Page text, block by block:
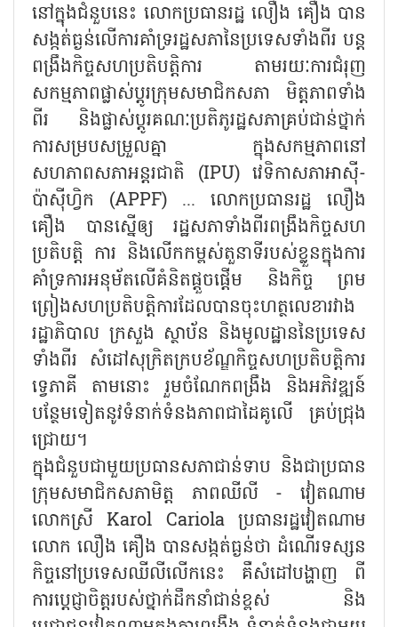
នៅក្នុងជំនួបនេះ លោកប្រធានរដ្ឋ លឿង គឿង បាន
សង្កត់ធ្ងន់លើការគាំទ្ររដ្ឋសភានៃប្រទេសទាំងពីរ បន្ត
ពង្រឹងកិច្ចសហប្រតិបត្តិការ តាមរយៈការជំរុញ
សកម្មភាពផ្លាស់ប្តូរក្រុមសមាជិកសភា មិត្តភាពទាំង
ពីរ និងផ្លាស់ប្តូរគណៈប្រតិភូរដ្ឋសភាគ្រប់ជាន់ថ្នាក់
ការសម្របសម្រួលគ្នា ក្នុងសកម្មភាពនៅ
សហភាពសភាអន្តរជាតិ (IPU) វេទិកាសភាអាស៊ី-
ប៉ាស៊ីហ្វិក (APPF) ... លោកប្រធានរដ្ឋ លឿង
គឿង បានស្នើឲ្យ រដ្ឋសភាទាំងពីរពង្រឹងកិច្ចសហ
ប្រតិបត្តិ ការ និងលើកកម្ពស់តួនាទីរបស់ខ្លួនក្នុងការ
គាំទ្រការអនុម័តលើគំនិតផ្តួចផ្តើម និងកិច្ច ព្រម
ព្រៀងសហប្រតិបត្តិការដែលបានចុះហត្ថលេខារវាង
រដ្ឋាភិបាល ក្រសួង ស្ថាប័ន និងមូលដ្ឋាននៃប្រទេស
ទាំងពីរ សំដៅសុក្រិតក្របខ័ណ្ឌកិច្ចសហប្រតិបត្តិការ
ទ្វេភាគី តាមនោះ រួមចំណែកពង្រឹង និងអភិវឌ្ឍន៍
បន្ថែមទៀតនូវទំនាក់ទំនងភាពជាដៃគូលើ គ្រប់ជ្រុង
ជ្រោយ។
ក្នុងជំនួបជាមួយប្រធានសភាជាន់ទាប និងជាប្រធាន
ក្រុមសមាជិកសភាមិត្ត ភាពឈីលី - វៀតណាម
លោកស្រី Karol Cariola ប្រធានរដ្ឋវៀតណាម
លោក លឿង គឿង បានសង្កត់ធ្ងន់ថា ដំណើរទស្សន
កិច្ចនៅប្រទេសឈីលីលើកនេះ គឺសំដៅបង្ហាញ ពី
ការប្តេជ្ញាចិត្តរបស់ថ្នាក់ដឹកនាំជាន់ខ្ពស់ និង